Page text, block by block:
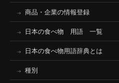
商品・企業の情報登録
日本の食べ物 用語 一覧
日本の食べ物用語辞典とは
種別